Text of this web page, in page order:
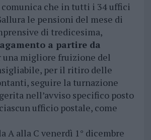
che in tutti i 34 uffici
le pensioni del mese di
di tredicesima,
a partire da
una migliore fruizione del
per il ritiro delle
seguire la turnazione
nell’avviso specifico posto
ufficio postale, come
A alla C venerdì 1° dicembre